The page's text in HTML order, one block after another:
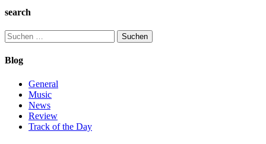
search
Suchen
nach:
Blog
General
Music
News
Review
Track of the Day